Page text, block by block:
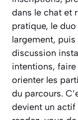
dans le chat et
pratique, le
largement,
discussion
intentions,
orienter les
du parcours.
devient un actif